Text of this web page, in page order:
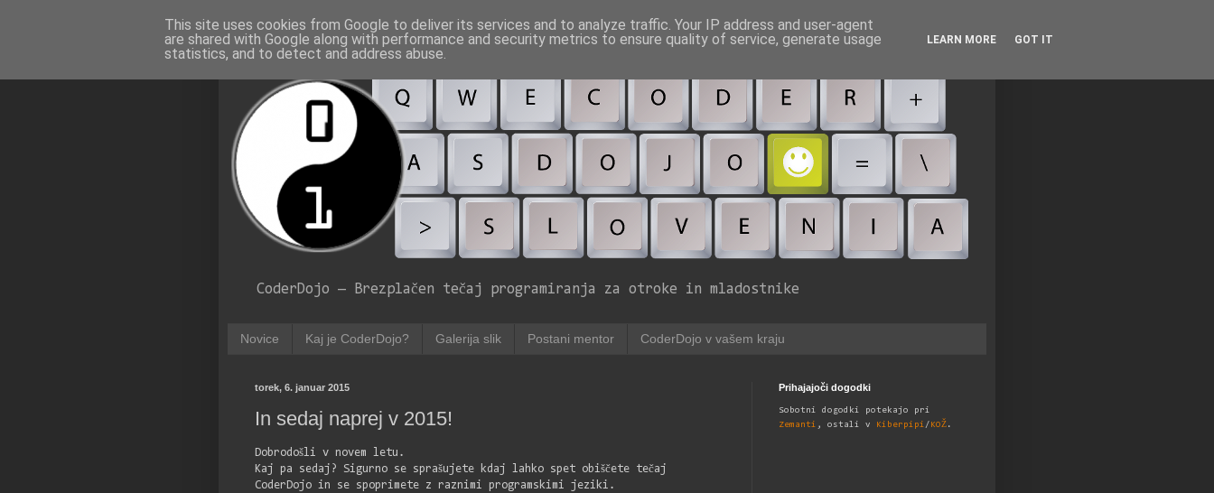
CoderDojo — Brezplačen tečaj programiranja za otroke in mladostnike
Novice Kaj je CoderDojo? Galerija slik Postani mentor CoderDojo v vašem kraju
torek, 6. januar 2015
In sedaj naprej v 2015!
Dobrodošli v novem letu.
Kaj pa sedaj? Sigurno se sprašujete kdaj lahko spet obiščete tečaj
CoderDojo in se spoprimete z raznimi programskimi jeziki.
Prihajajoči dogodki
Sobotni dogodki potekajo pri
Zemanti , ostali v Kiberpipi / KOŽ .
This site uses cookies from Google to deliver its services and to analyze traffic. Your IP address and user-agent
are shared with Google along with performance and security metrics to ensure quality of service, generate usage
statistics, and to detect and address abuse.
LEARN MORE GOT IT